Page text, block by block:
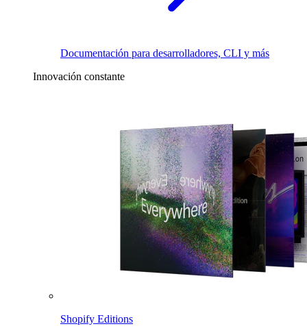
Documentación para desarrolladores, CLI y más
Innovación constante
Shopify Editions